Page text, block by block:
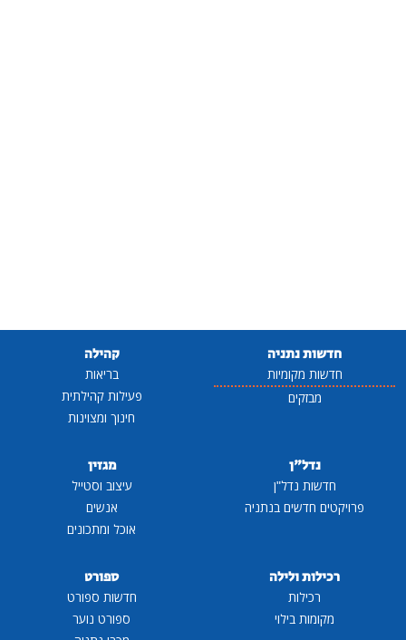
חדשות נתניה
חדשות מקומיות
מבזקים
קהילה
בריאות
פעילות קהילתית
חינוך ומצוינות
נדל"ן
חדשות נדל"ן
פרויקטים חדשים בנתניה
מגזין
עיצוב וסטייל
אנשים
אוכל ומתכונים
רכילות ולילה
רכילות
מקומות בילוי
ספורט
חדשות ספורט
ספורט נוער